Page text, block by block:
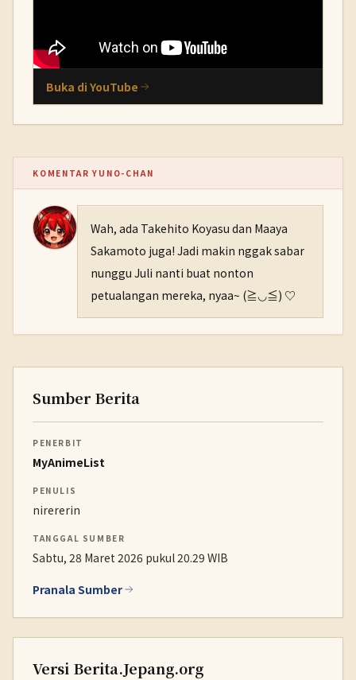
Buka di YouTube
KOMENTAR YUNO-CHAN
Wah, ada Takehito Koyasu dan Maaya
Sakamoto juga! Jadi makin nggak sabar
nunggu Juli nanti buat nonton
petualangan mereka, nyaa~ (≧◡≦) ♡
Sumber Berita
PENERBIT
MyAnimeList
PENULIS
nirererin
TANGGAL SUMBER
Sabtu, 28 Maret 2026 pukul 20.29 WIB
Pranala Sumber
Versi Berita.Jepang.org